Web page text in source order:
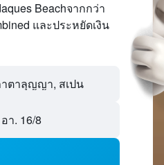
Beachจากกว่า
และประหยัดเงิน
อา. 16/8